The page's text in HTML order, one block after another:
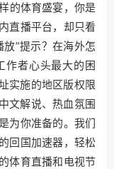
的体育盛宴，你是
直播平台，却只看
”提示？在海外怎
作者心头最大的困
实施的地区版权限
文解说、热血氛围
为你准备的。我们
回国加速器，轻松
体育直播和电视节